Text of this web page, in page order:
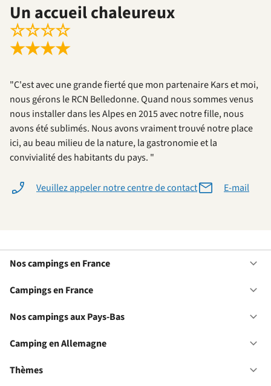
Un accueil chaleureux
☆☆☆☆
★★★★
"C'est avec une grande fierté que mon partenaire Kars et moi,
nous gérons le RCN Belledonne. Quand nous sommes venus
nous installer dans les Alpes en 2015 avec notre fille, nous
avons été sublimés. Nous avons vraiment trouvé notre place
ici, au beau milieu de la nature, la gastronomie et la
convivialité des habitants du pays. "
Veuillez appeler notre centre de contact E-mail
Nos campings en France
Campings en France
Nos campings aux Pays-Bas
Camping en Allemagne
Thèmes